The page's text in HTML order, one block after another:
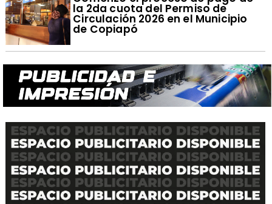
la 2da cuota del Permiso de
Circulación 2026 en el Municipio
de Copiapó